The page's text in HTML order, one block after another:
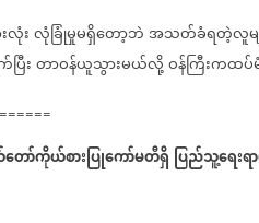
လုံးလုံခြုံမှုမရှိတော့ဘဲအသတ်ခံရတဲ့လူမျ
ြီးတာဝန်ယူသွားမယ်လို့ဝန်ကြီးကထ
ော်ကိုယ်စားပြုကော်မတီရှိ ပြည်သူ့ရေး